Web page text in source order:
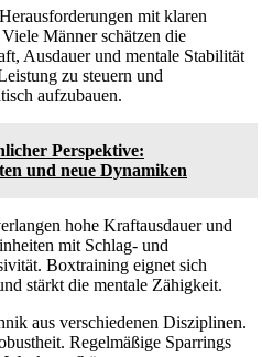
mit klaren
Männer schätzen die
Ausdauer und mentale Stabilität
zu steuern und
aufzubauen.
Perspektive:
und neue Dynamiken
hohe Kraftausdauer und
mit Schlag- und
Boxtraining eignet sich
stärkt die mentale Zähigkeit.
aus verschiedenen Disziplinen.
Regelmäßige Sparrings